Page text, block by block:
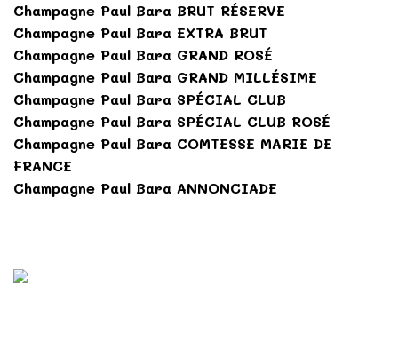
Champagne Paul Bara BRUT RÉSERVE
Champagne Paul Bara EXTRA BRUT
Champagne Paul Bara GRAND ROSÉ
Champagne Paul Bara GRAND MILLÉSIME
Champagne Paul Bara SPÉCIAL CLUB
Champagne Paul Bara SPÉCIAL CLUB ROSÉ
Champagne Paul Bara COMTESSE MARIE DE
FRANCE
Champagne Paul Bara ANNONCIADE